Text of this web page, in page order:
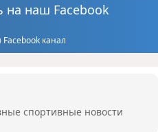
на наш Facebook
канал
спортивные новости